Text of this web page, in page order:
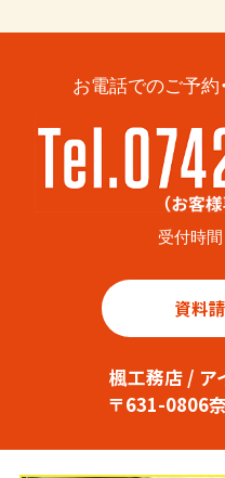
お電話でのご予約
受付時
資料
楓工務店 / ア
〒631-0806